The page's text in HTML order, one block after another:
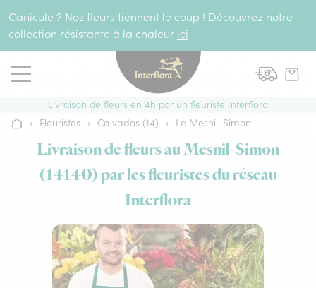
Canicule ? Nos fleurs tiennent le coup ! Découvrez notre
collection résistante à la chaleur ici
Livraison de fleurs en 4h par un fleuriste Interflora
Accueil
› Fleuristes › Calvados (14) › Le Mesnil-Simon
Livraison de fleurs au Mesnil-Simon
(14140) par les fleuristes du réseau
Interflora